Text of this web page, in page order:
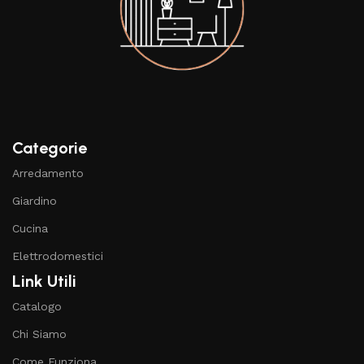
Categorie
Arredamento
Giardino
Cucina
Elettrodomestici
Link Utili
Catalogo
Chi Siamo